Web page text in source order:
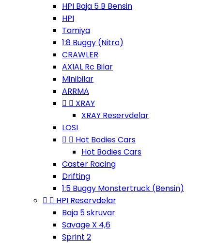
HPI Baja 5 B Bensin
HPI
Tamiya
1:8 Buggy (Nitro)
CRAWLER
AXIAL Rc Bilar
Minibilar
ARRMA
  XRAY
XRAY Reservdelar
LOSI
  Hot Bodies Cars
Hot Bodies Cars
Caster Racing
Drifting
1:5 Buggy Monstertruck (Bensin)
  HPI Reservdelar
Baja 5 skruvar
Savage X 4,6
Sprint 2